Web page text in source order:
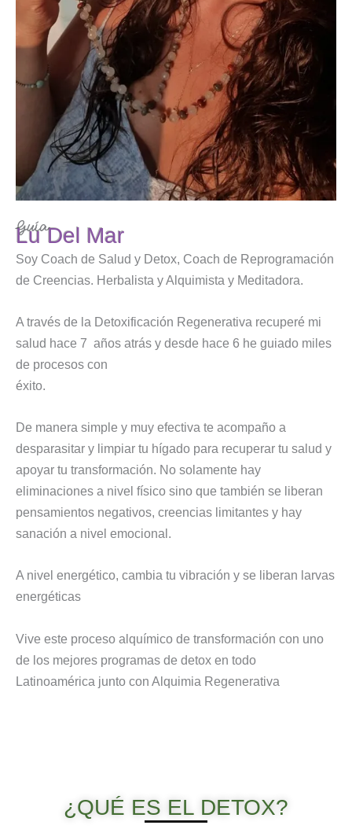
Guía
Lu Del Mar
Soy Coach de Salud y Detox, Coach de Reprogramación
de Creencias. Herbalista y Alquimista y Meditadora.
A través de la Detoxificación Regenerativa recuperé mi
salud hace 7 años atrás y desde hace 6 he guiado miles
de procesos con
éxito.
De manera simple y muy efectiva te acompaño a
desparasitar y limpiar tu hígado para recuperar tu salud y
apoyar tu transformación. No solamente hay
eliminaciones a nivel físico sino que también se liberan
pensamientos negativos, creencias limitantes y hay
sanación a nivel emocional.
A nivel energético, cambia tu vibración y se liberan larvas
energéticas
Vive este proceso alquímico de transformación con uno
de los mejores programas de detox en todo
Latinoamérica junto con Alquimia Regenerativa
¿QUÉ ES EL DETOX?